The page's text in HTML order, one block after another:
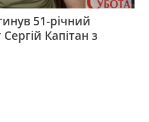
51-річний
Капітан з